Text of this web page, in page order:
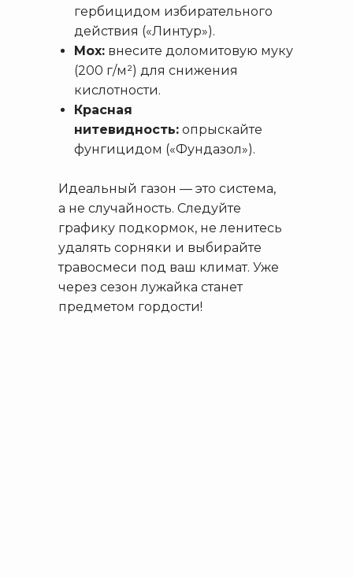
гербицидом избирательного
действия («Линтур»).
Мох: внесите доломитовую муку
(200 г/м²) для снижения
кислотности.
Красная
нитевидность: опрыскайте
фунгицидом («Фундазол»).
Идеальный газон — это система,
а не случайность. Следуйте
графику подкормок, не ленитесь
удалять сорняки и выбирайте
травосмеси под ваш климат. Уже
через сезон лужайка станет
предметом гордости!